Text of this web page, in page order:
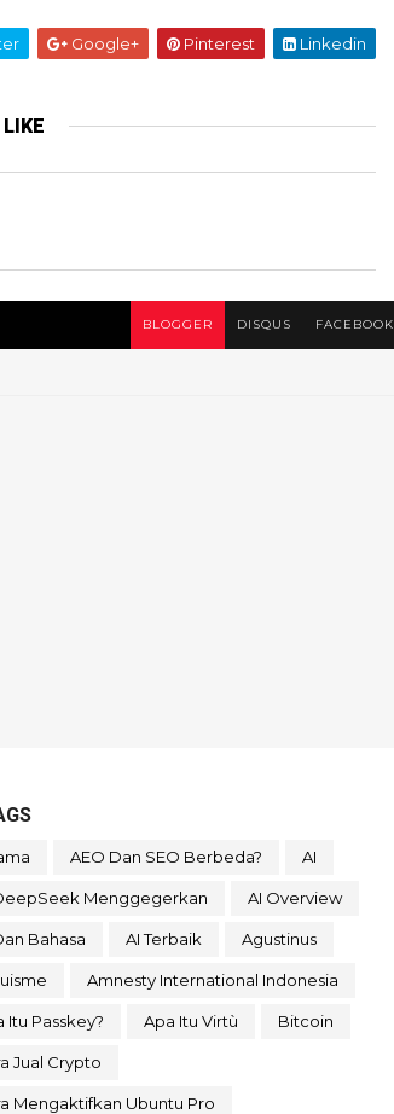
Google+ Pinterest Linkedin
BLOGGER DISQUS FACEBOOK
AEO Dan SEO Berbeda? AI
Menggegerkan AI Overview
Bahasa AI Terbaik Agustinus
Amnesty International Indonesia
Itu Passkey? Apa Itu Virtù Bitcoin
Jual Crypto
Mengaktifkan Ubuntu Pro